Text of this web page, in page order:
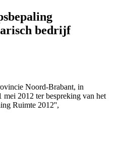
bedrijf
Noord-Brabant, in
2012 ter bespreking van het
Ruimte 2012'',